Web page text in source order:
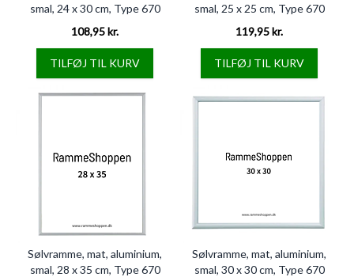
smal, 24 x 30 cm, Type 670
108,95 kr.
TILFØJ TIL KURV
smal, 25 x 25 cm, Type 670
119,95 kr.
TILFØJ TIL KURV
Sølvramme, mat, aluminium,
smal, 28 x 35 cm, Type 670
Sølvramme, mat, aluminium,
smal, 30 x 30 cm, Type 670